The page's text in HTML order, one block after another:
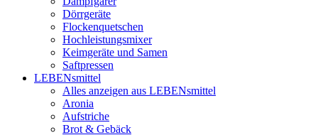
Dörrgeräte
Flockenquetschen
Hochleistungsmixer
Keimgeräte und Samen
Saftpressen
LEBENsmittel
Alles anzeigen aus LEBENsmittel
Aronia
Aufstriche
Brot & Gebäck